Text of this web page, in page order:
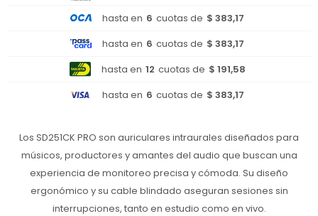
hasta en 6 cuotas de $ 383,17
hasta en 6 cuotas de $ 383,17
hasta en 12 cuotas de $ 191,58
hasta en 6 cuotas de $ 383,17
Los SD251CK PRO son auriculares intraurales diseñados para
músicos, productores y amantes del audio que buscan una
experiencia de monitoreo precisa y cómoda. Su diseño
ergonómico y su cable blindado aseguran sesiones sin
interrupciones, tanto en estudio como en vivo.